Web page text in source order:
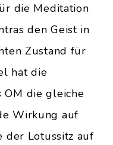
die Meditation
den Geist in
Zustand für
hat die
OM die gleiche
Wirkung auf
der Lotussitz auf